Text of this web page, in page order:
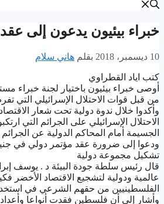
ﺧﺒﺮﺍﺀ ﺑﻴﺌﻴﻮﻥ ﻳﺪﻋﻮﻥ ﺇﻟﻰ
10 ديسمبر، 2018 بقلم هاني سلام
ﻛﺘﺐ ﺍﻳﺎﺩ ﺍﻟﻘﻄﺮﺍﻭﻱ
ﺃﻭﺻﻰ ﺧﺒﺮﺍﺀ ﺑﻴﺌﻴﻮﻥ ﺑﺎﺧﺘﻴﺎﺭ ﻟﺠﻨﺔ
ﻣﻦ ﻗﺒﻞ ﻗﻮﺍﺕ ﺍﻻﺣﺘﻼﻝ ﺍﻹﺳﺮﺍﺋﻴﻠﻲ ﺍﻟﺘﻲ
ﻭﺃﻛﺪﻭﺍ ﺧﻼﻝ ﻧﺪﻭﺓ ﺩﻭﻟﻴﺔ ﺗﺤﺖ ﺷﻌﺎﺭ
ﺍﻻﺣﺘﻼﻝ ﺍﻹﺳﺮﺍﺋﻴﻠﻲ ﻋﻠﻰ ﺍﻟﺠﺮﺍﺋﻢ ﺍﻟﺘﻲ
ﺍﻟﺠﺴﻴﻤﺔ ﺃﻣﺎﻡ ﺍﻟﻤﺤﺎﻛﻢ ﺍﻟﺪﻭﻟﻴﺔ ﻋﻦ ﺍﻟﺠﺮﺍﺋﻢ
ﻭﺩﻋﻮﺍ ﺇﻟﻰ ﺿﺮﻭﺭﺓ ﻋﻘﺪ ﻣﺆﺗﻤﺮ ﺩﻭﻟﻲ ﻓﻲ
ﺗﺸﻜﻴﻞ ﻣﺠﻤﻮﻋﺔ ﺩﻭﻟﻴﺔ
ﻗﺎﻝ ﺭﺋﻴﺲ ﺳﻠﻄﺔ ﺟﻮﺩﺓ ﺍﻟﺒﻴﺌﺔ ﺩ . ﻳﻮﺳﻒ
ﻋﺎﻟﻤﻴﺔ ﻭﺩﻭﻟﻴﺔ ﻟﺘﺸﺠﻴﻊ ﺍﻻﻗﺘﺼﺎﺩ ﺍﻷﺧﻀﺮ
ﺍﻟﻔﻠﺴﻄﻴﻨﻴﻴﻦ ﻣﻦ ﺣﻘﻬﻢ ﺍﻟﺸﺮﻋﻲ ﻓﻲ
ﻭﺃﺷﺎﺭ ﺇﻟﻰ ﺃﻥ ﻓﻠﺴﻄﻴﻦ ﻓﻘﺪﺕ ﺃﻧﻮﺍﻋﺎ